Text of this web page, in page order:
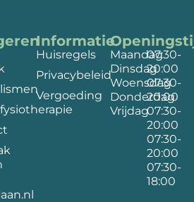
Informatie
Huisregels
Privacybeleid
Vergoeding
Maandag
Dinsdag
Woensdag
Donderdag
Vrijdag
07:30-
20:00
07:30-
20:00
07:30-
20:00
07:30-
20:00
07:30-
18:00